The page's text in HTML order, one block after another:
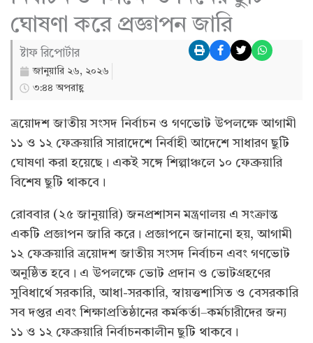
ঘোষণা করে প্রজ্ঞাপন জারি
ষ্টাফ রিপোর্টার
জানুয়ারি ২৬, ২০২৬
৩:৪৪ অপরাহ্ণ
ত্রয়োদশ জাতীয় সংসদ নির্বাচন ও গণভোট উপলক্ষে আগামী
১১ ও ১২ ফেব্রুয়ারি সারাদেশে নির্বাহী আদেশে সাধারণ ছুটি
ঘোষণা করা হয়েছে। একই সঙ্গে শিল্পাঞ্চলে ১০ ফেব্রুয়ারি
বিশেষ ছুটি থাকবে।
রোববার (২৫ জানুয়ারি) জনপ্রশাসন মন্ত্রণালয় এ সংক্রান্ত
একটি প্রজ্ঞাপন জারি করে। প্রজ্ঞাপনে জানানো হয়, আগামী
১২ ফেব্রুয়ারি ত্রয়োদশ জাতীয় সংসদ নির্বাচন এবং গণভোট
অনুষ্ঠিত হবে। এ উপলক্ষে ভোট প্রদান ও ভোটগ্রহণের
সুবিধার্থে সরকারি, আধা-সরকারি, স্বায়ত্তশাসিত ও বেসরকারি
সব দপ্তর এবং শিক্ষাপ্রতিষ্ঠানের কর্মকর্তা–কর্মচারীদের জন্য
১১ ও ১২ ফেব্রুয়ারি নির্বাচনকালীন ছুটি থাকবে।